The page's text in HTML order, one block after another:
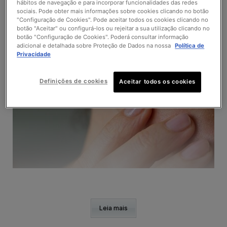
PORQUE SURGEM MANCHAS NO ROSTO?
Leia mais
hábitos de navegação e para incorporar funcionalidades das redes
sociais. Pode obter mais informações sobre cookies clicando no botão
"Configuração de Cookies". Pode aceitar todos os cookies clicando no
botão "Aceitar" ou configurá-los ou rejeitar a sua utilização clicando no
botão "Configuração de Cookies". Poderá consultar informação
adicional e detalhada sobre Proteção de Dados na nossa Política de
Privacidade
Definições de cookies Aceitar todos os cookies